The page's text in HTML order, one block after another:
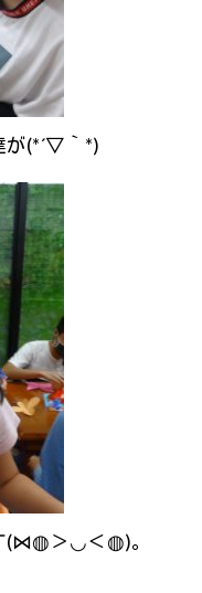
が(*´▽｀*)
(⋈◍＞◡＜◍)。